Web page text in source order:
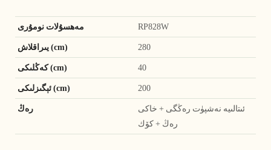
مەھسۇلات نومۇرى RP828W
يىراقلاش (cm) 280
كەڭلىكى (cm) 40
ئېگىزلىكى (cm) 200
رەڭ
ئىتالىيە نەشپۈت رەڭگى + خاكى
رەڭ + كۆك